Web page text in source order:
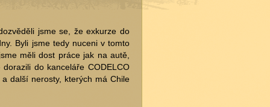
jsme se, že exkurze do
Byli jsme tedy nuceni v tomto
měli dost práce jak na autě,
do kanceláře CODELCO
další nerosty, kterých má Chile